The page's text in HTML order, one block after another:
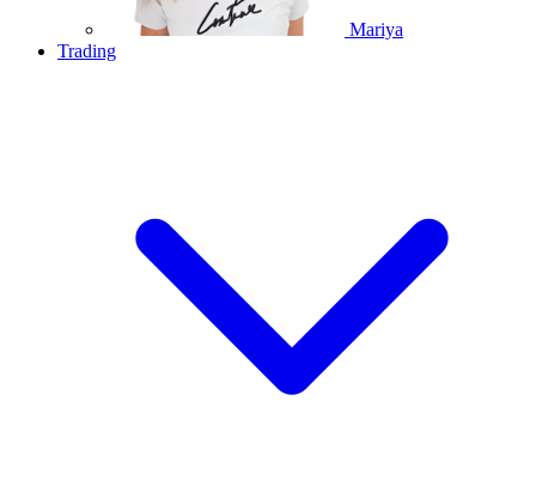
Mariya
Trading